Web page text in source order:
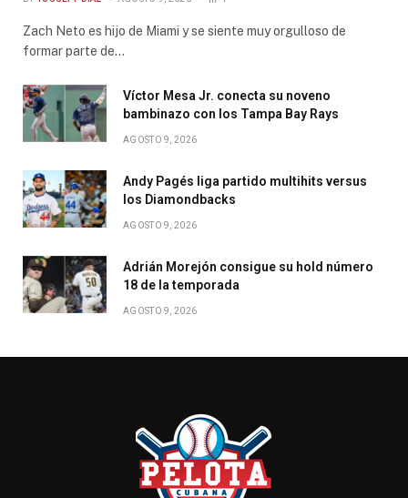
Zach Neto es hijo de Miami y se siente muy orgulloso de
formar parte de…
Víctor Mesa Jr. conecta su noveno
bambinazo con los Tampa Bay Rays
AGOSTO 9, 2026
Andy Pagés liga partido multihits versus
los Diamondbacks
AGOSTO 9, 2026
Adrián Morejón consigue su hold número
18 de la temporada
AGOSTO 9, 2026